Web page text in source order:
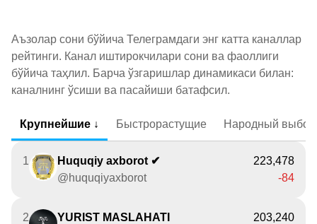
Аъзолар сони бўйича Телеграмдаги энг катта каналлар
рейтинги. Канал иштирокчилари сони ва фаоллиги
бўйича таҳлил. Барча ўзгаришлар динамикаси билан:
каналнинг ўсиши ва пасайиши батафсил.
Крупнейшие ↓ Быстрорастущие Народный выбор
1
Huquqiy axborot ✔
@huquqiyaxborot
223,478
-84
2
YURIST MASLAHATI
203,240